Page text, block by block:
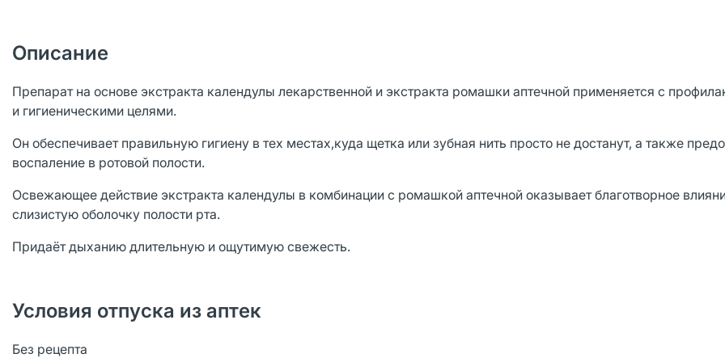
Описание
Препарат на основе экстракта календулы лекарственной и экстракта ромашки аптечной применяется с
и гигиеническими целями.
Он обеспечивает правильную гигиену в тех местах,куда щетка или зубная нить просто не достанут, а также
воспаление в ротовой полости.
Освежающее действие экстракта календулы в комбинации с ромашкой аптечной оказывает благотворное
слизистую оболочку полости рта.
Придаёт дыханию длительную и ощутимую свежесть.
Условия отпуска из аптек
Без рецепта